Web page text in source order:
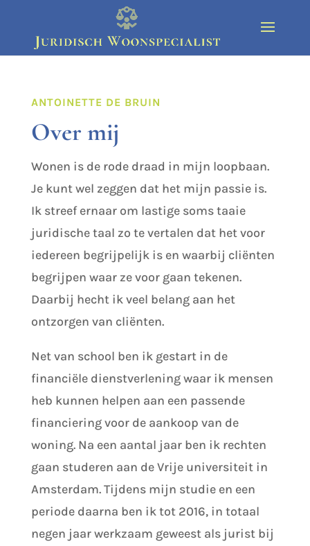
ANTOINETTE DE BRUIN
Over mij
Wonen is de rode draad in mijn loopbaan.
Je kunt wel zeggen dat het mijn passie is.
Ik streef ernaar om lastige soms taaie
juridische taal zo te vertalen dat het voor
iedereen begrijpelijk is en waarbij cliënten
begrijpen waar ze voor gaan tekenen.
Daarbij hecht ik veel belang aan het
ontzorgen van cliënten.
Net van school ben ik gestart in de
financiële dienstverlening waar ik mensen
heb kunnen helpen aan een passende
financiering voor de aankoop van de
woning. Na een aantal jaar ben ik rechten
gaan studeren aan de Vrije universiteit in
Amsterdam. Tijdens mijn studie en een
periode daarna ben ik tot 2016, in totaal
negen jaar werkzaam geweest als jurist bij